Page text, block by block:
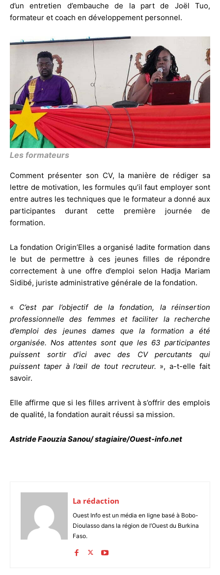
d’un entretien d’embauche de la part de Joël Tuo,
formateur et coach en développement personnel.
Les formateurs
Comment présenter son CV, la manière de rédiger sa
lettre de motivation, les formules qu’il faut employer sont
entre autres les techniques que le formateur a donné aux
participantes durant cette première journée de
formation.
La fondation Origin’Elles a organisé ladite formation dans
le but de permettre à ces jeunes filles de répondre
correctement à une offre d’emploi selon Hadja Mariam
Sidibé, juriste administrative générale de la fondation.
« C’est par l’objectif de la fondation, la réinsertion
professionnelle des femmes et faciliter la recherche
d’emploi des jeunes dames que la formation a été
organisée. Nos attentes sont que les 63 participantes
puissent sortir d’ici avec des CV percutants qui
puissent taper à l’œil de tout recruteur. », a-t-elle fait
savoir.
Elle affirme que si les filles arrivent à s’offrir des emplois
de qualité, la fondation aurait réussi sa mission.
Astride Faouzia Sanou/ stagiaire/Ouest-info.net
La rédaction
Ouest Info est un média en ligne basé à Bobo-
Dioulasso dans la région de l’Ouest du Burkina
Faso.